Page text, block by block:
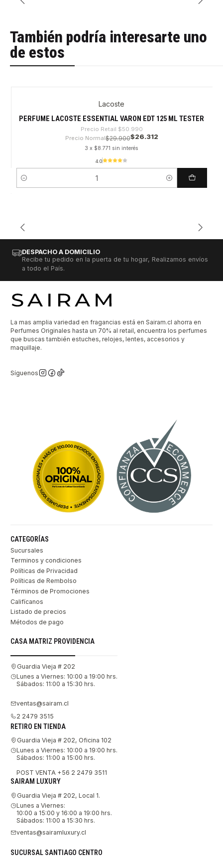
También podría interesarte uno
de estos
Lacoste
PERFUME LACOSTE ESSENTIAL VARON EDT 125 ML TESTER
Precio Retail $50.990
Precio Normal$29.900$26.312
3 x $8.771 sin interés
4.0
Cantidad
DESPACHO A DOMICILIO
Recibe tu pedido en la puerta de tu hogar, Realizamos envíos
a todo el País.
La mas amplia variedad en fragancias está en Sairam.cl ahorra en
Perfumes Originales hasta un 70% al retail, encuentra los perfumes
que buscas también estuches, relojes, lentes, accesorios y
maquillaje.
Síguenos
CATEGORÍAS
Sucursales
Terminos y condiciones
Políticas de Privacidad
Políticas de Rembolso
Términos de Promociones
Califícanos
Listado de precios
Métodos de pago
CASA MATRIZ PROVIDENCIA
Guardia Vieja # 202
Lunes a Viernes: 10:00 a 19:00 hrs.
Sábados: 11:00 a 15:30 hrs.
ventas@sairam.cl
2 2479 3515
RETIRO EN TIENDA
Guardia Vieja # 202, Oficina 102
Lunes a Viernes: 10:00 a 19:00 hrs.
Sábados: 11:00 a 15:00 hrs.
POST VENTA +56 2 2479 3511
SAIRAM LUXURY
Guardia Vieja # 202, Local 1.
Lunes a Viernes:
10:00 a 15:00 y 16:00 a 19:00 hrs.
Sábados: 11:00 a 15:30 hrs.
ventas@sairamluxury.cl
SUCURSAL SANTIAGO CENTRO